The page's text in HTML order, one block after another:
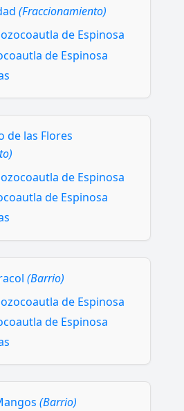
(Fraccionamiento)
de Espinosa
de Espinosa
de las Flores
de Espinosa
de Espinosa
(Barrio)
de Espinosa
de Espinosa
(Barrio)